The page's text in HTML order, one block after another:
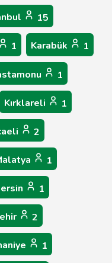
15
1 Karabük 1
1
Kırklareli 1
2
1
1
2
1